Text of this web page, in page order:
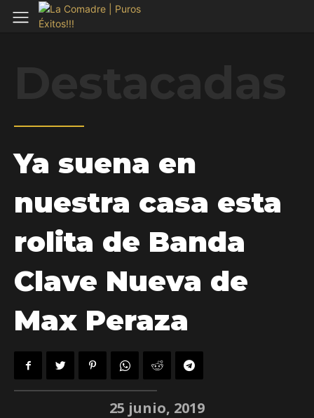
Ya suena en
nuestra casa esta
rolita de Banda
Clave Nueva de
Max Peraza
25 junio, 2019